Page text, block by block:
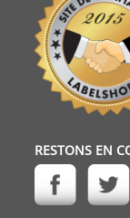
RESTONS EN